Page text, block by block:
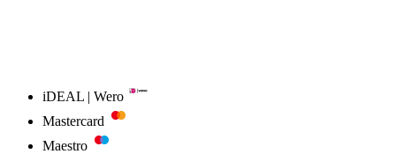
iDEAL | Wero
Mastercard
Maestro